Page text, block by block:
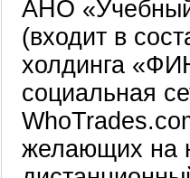
АНО
(входит в
холдинга
социальная
желающих на